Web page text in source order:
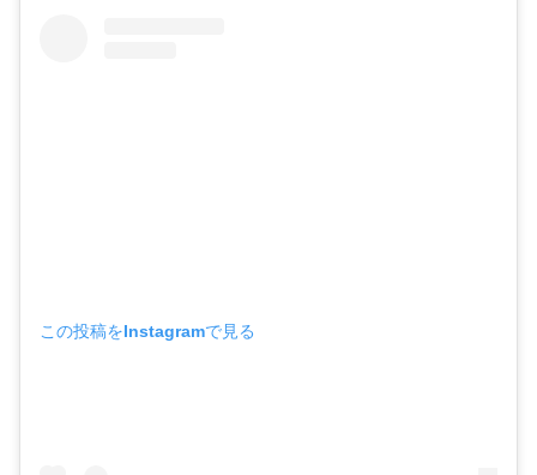
この投稿をInstagramで見る